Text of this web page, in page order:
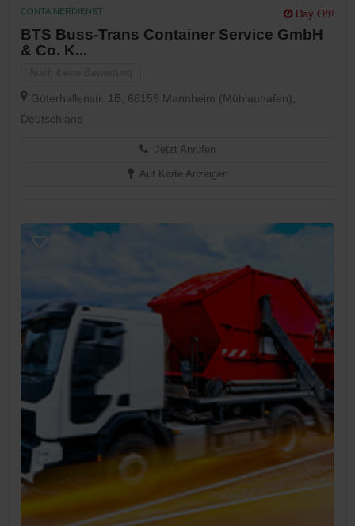
CONTAINERDIENST Day Off!
BTS Buss-Trans Container Service GmbH
& Co. K...
Güterhallenstr. 1B, 68159 Mannheim (Mühlauhafen),
Deutschland
Jetzt Anrufen
Auf Karte Anzeigen